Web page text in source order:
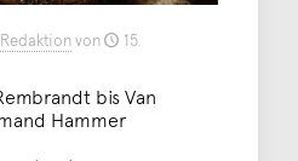
von
15.
bis Van
Hammer